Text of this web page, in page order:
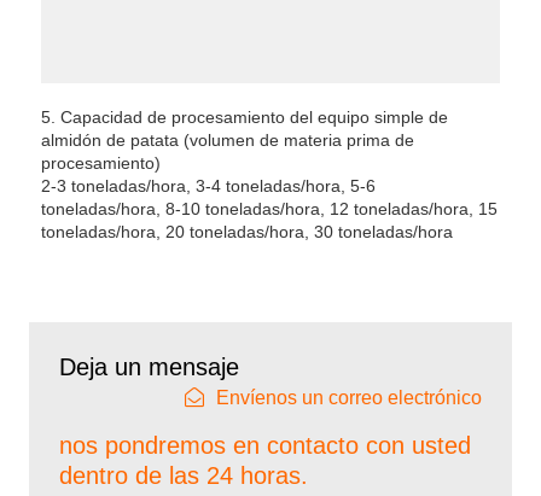
5. Capacidad de procesamiento del equipo simple de
almidón de patata (volumen de materia prima de
procesamiento)
2-3 toneladas/hora, 3-4 toneladas/hora, 5-6
toneladas/hora, 8-10 toneladas/hora, 12 toneladas/hora, 15
toneladas/hora, 20 toneladas/hora, 30 toneladas/hora
Deja un mensaje
Envíenos un correo electrónico
nos pondremos en contacto con usted
dentro de las 24 horas.